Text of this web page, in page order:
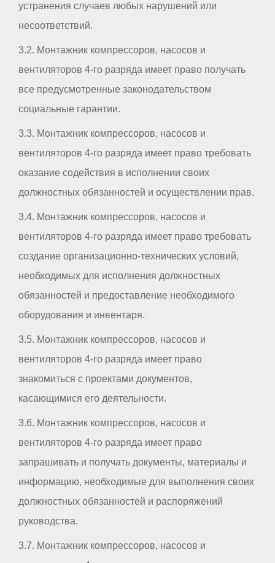
устранения случаев любых нарушений или
несоответствий.
3.2. Монтажник компрессоров, насосов и
вентиляторов 4-го разряда имеет право получать
все предусмотренные законодательством
социальные гарантии.
3.3. Монтажник компрессоров, насосов и
вентиляторов 4-го разряда имеет право требовать
оказание содействия в исполнении своих
должностных обязанностей и осуществлении прав.
3.4. Монтажник компрессоров, насосов и
вентиляторов 4-го разряда имеет право требовать
создание организационно-технических условий,
необходимых для исполнения должностных
обязанностей и предоставление необходимого
оборудования и инвентаря.
3.5. Монтажник компрессоров, насосов и
вентиляторов 4-го разряда имеет право
знакомиться с проектами документов,
касающимися его деятельности.
3.6. Монтажник компрессоров, насосов и
вентиляторов 4-го разряда имеет право
запрашивать и получать документы, материалы и
информацию, необходимые для выполнения своих
должностных обязанностей и распоряжений
руководства.
3.7. Монтажник компрессоров, насосов и